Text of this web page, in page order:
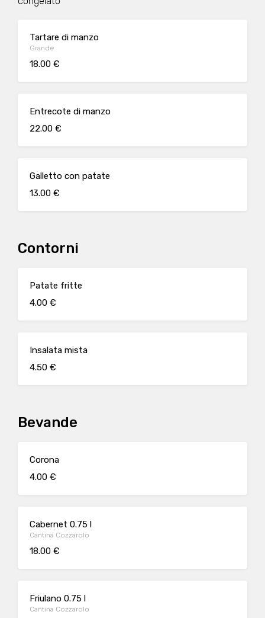
Tartare di manzo
Grande
18.00 €
Entrecote di manzo
22.00 €
Galletto con patate
13.00 €
Contorni
Patate fritte
4.00 €
Insalata mista
4.50 €
Bevande
Corona
4.00 €
Cabernet 0.75 l
Cantina Cozzarolo
18.00 €
Friulano 0.75 l
Cantina Cozzarolo